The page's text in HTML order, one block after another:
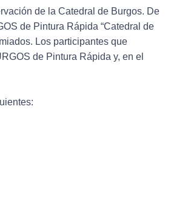
de la Catedral de Burgos. De
de Pintura Rápida “Catedral de
Los participantes que
de Pintura Rápida y, en el